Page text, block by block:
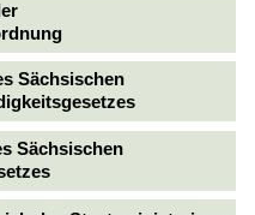
Sächsischen
Sächsischen